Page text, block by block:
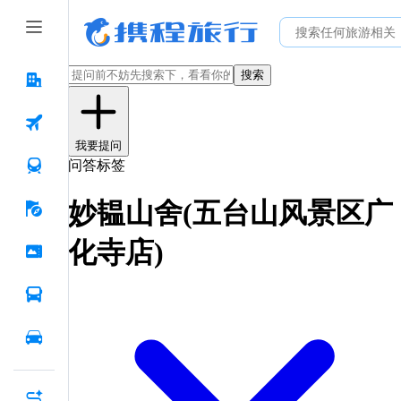
搜索
我要提问
问答标签
妙韫山舍(五台山风景区广
化寺店)